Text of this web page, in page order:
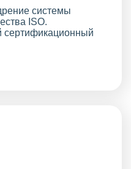
системы
ISO.
сертификационный